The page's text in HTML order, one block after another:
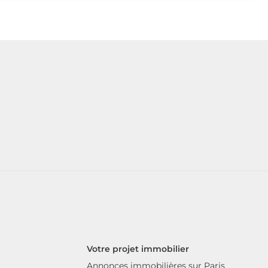
Votre projet immobilier
Annonces immobilières sur Paris